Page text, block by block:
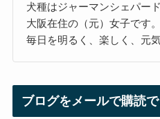
犬種はジャーマンシェパード
大阪在住の（元）女子です。
毎日を明るく、楽しく、元
ブログをメールで購読